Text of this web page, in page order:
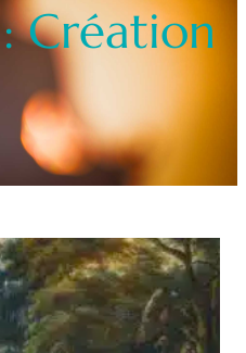
Création